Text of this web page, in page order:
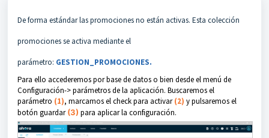
De forma estándar las promociones no están activas. Esta colección
promociones se activa mediante el
parámetro: GESTION_PROMOCIONES.
Para ello accederemos por base de datos o bien desde el menú de
Configuración-> parámetros de la aplicación. Buscaremos el
parámetro (1), marcamos el check para activar (2) y pulsaremos el
botón guardar(3) para aplicar la configuración.